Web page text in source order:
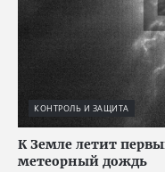
КОНТРОЛЬ И ЗАЩИТА
К Земле летит
метеорный дождь